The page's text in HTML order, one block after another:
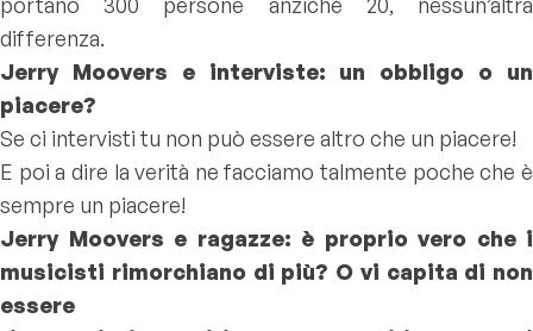
differenza.
Jerry Moovers e interviste: un obbligo o un
piacere?
Se ci intervisti tu non può essere altro che un piacere!
E poi a dire la verità ne facciamo talmente poche che è
sempre un piacere!
Jerry Moovers e ragazze: è proprio vero che i
musicisti rimorchiano di più? O vi capita di non
essere